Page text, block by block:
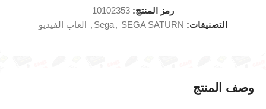
وصف المنتج
رمز المنتج: 10102353
التصنيفات:
Sega, SEGA SATURN
, العاب الفيديو